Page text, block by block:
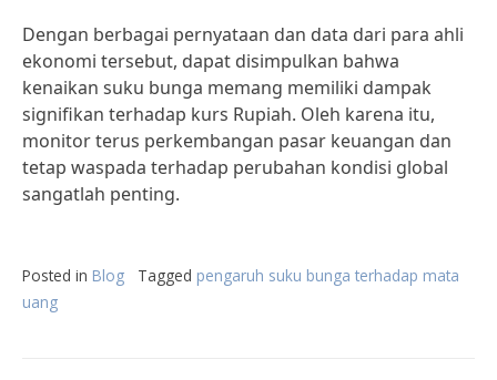
Dengan berbagai pernyataan dan data dari para ahli
ekonomi tersebut, dapat disimpulkan bahwa
kenaikan suku bunga memang memiliki dampak
signifikan terhadap kurs Rupiah. Oleh karena itu,
monitor terus perkembangan pasar keuangan dan
tetap waspada terhadap perubahan kondisi global
sangatlah penting.
Posted in Blog Tagged pengaruh suku bunga terhadap mata
uang